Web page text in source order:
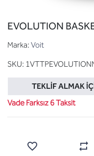
EVOLUTION
Marka: Voit
SKU:
TEKLIF ALMAK
Vade Farksız 6 Taksit